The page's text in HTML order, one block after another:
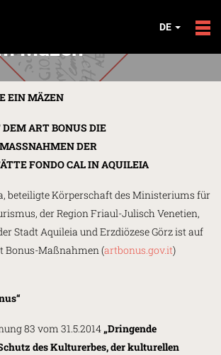
DE
Mäzen
EIN MÄZEN
ART BONUS DIE
DER
FONDO CAL IN AQUILEIA
beteiligte Körperschaft des Ministeriums für
der Region Friaul-Julisch Venetien,
Stadt Aquileia und Erzdiözese Görz ist auf
Bonus-Maßnahmen (artbonus.gov.it)
83 vom 31.5.2014 „Dringende
des Kulturerbes, der kulturellen